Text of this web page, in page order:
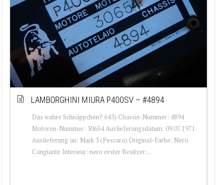
LAMBORGHINI MIURA P400SV – #4894
Das wahre Schnäppchen? 643) Chassis-Nummer: 4894
Motoren-Nummer: 30654 Auslieferungsdatum: 09.07.1971
Auslieferung an: Mark 3 (Pescara) Original-Farbe: Nero
Cangiante Interieur: nero erster Besitzer:...